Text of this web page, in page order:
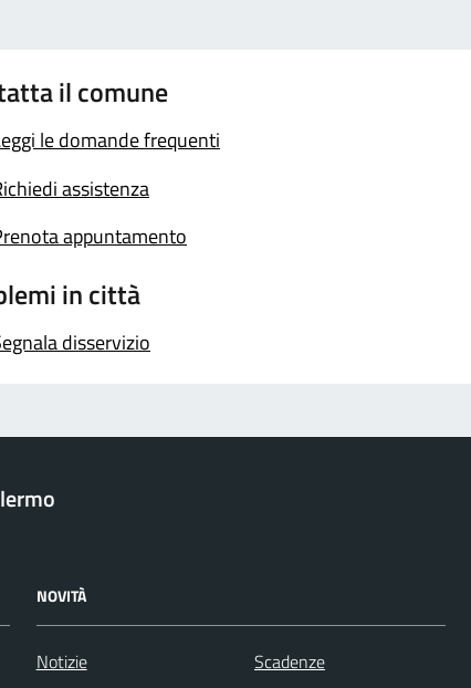
il comune
le domande frequenti
assistenza
appuntamento
in città
disservizio
NOVITÀ
Notizie
Scadenze